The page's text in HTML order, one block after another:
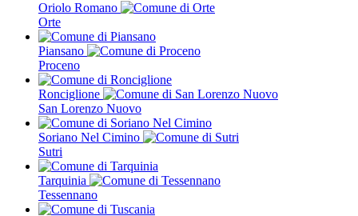
Oriolo Romano
Orte
Piansano
Proceno
Ronciglione
San Lorenzo Nuovo
Soriano Nel Cimino
Sutri
Tarquinia
Tessennano